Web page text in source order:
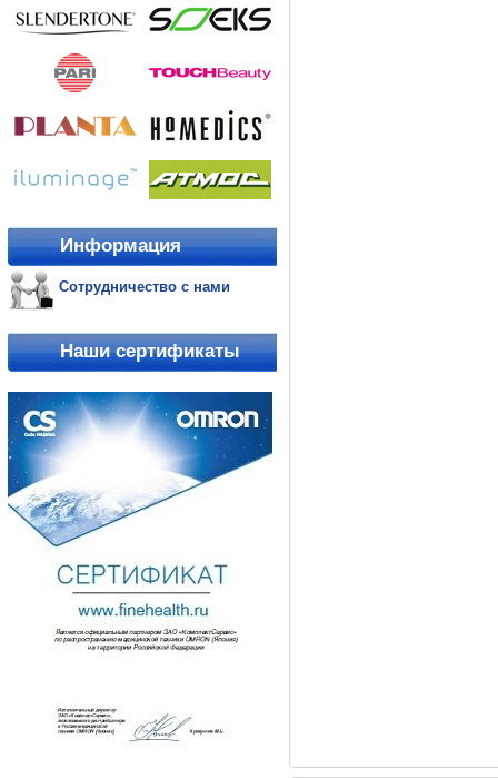
Информация
Сотрудничество с нами
Наши сертификаты